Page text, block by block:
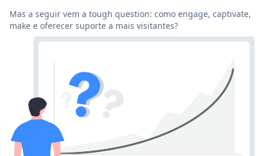
Mas a seguir vem a tough question: como engage, captivate,
make e oferecer suporte a mais visitantes?